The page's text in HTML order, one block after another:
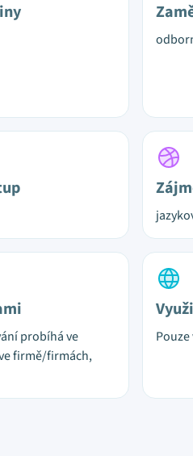
probíhá ve
firmě/firmách,